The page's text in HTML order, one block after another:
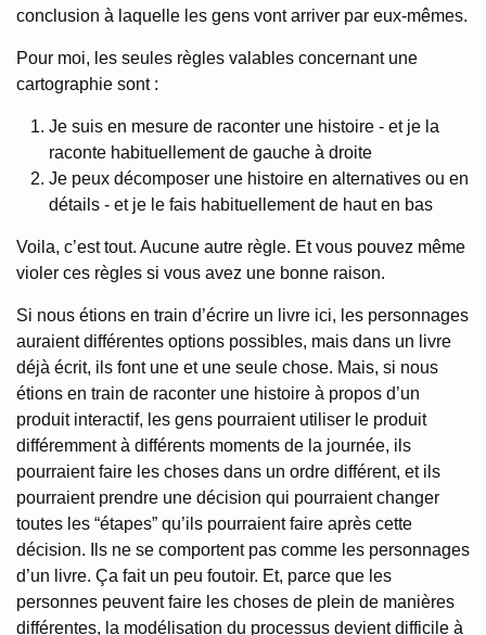
conclusion à laquelle les gens vont arriver par eux-mêmes.
Pour moi, les seules règles valables concernant une
cartographie sont :
Je suis en mesure de raconter une histoire - et je la
raconte habituellement de gauche à droite
Je peux décomposer une histoire en alternatives ou en
détails - et je le fais habituellement de haut en bas
Voila, c’est tout. Aucune autre règle. Et vous pouvez même
violer ces règles si vous avez une bonne raison.
Si nous étions en train d’écrire un livre ici, les personnages
auraient différentes options possibles, mais dans un livre
déjà écrit, ils font une et une seule chose. Mais, si nous
étions en train de raconter une histoire à propos d’un
produit interactif, les gens pourraient utiliser le produit
différemment à différents moments de la journée, ils
pourraient faire les choses dans un ordre différent, et ils
pourraient prendre une décision qui pourraient changer
toutes les “étapes” qu’ils pourraient faire après cette
décision. Ils ne se comportent pas comme les personnages
d’un livre. Ça fait un peu foutoir. Et, parce que les
personnes peuvent faire les choses de plein de manières
différentes, la modélisation du processus devient difficile à